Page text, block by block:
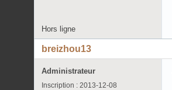
Hors ligne
breizhou13
Administrateur
Inscription : 2013-12-08